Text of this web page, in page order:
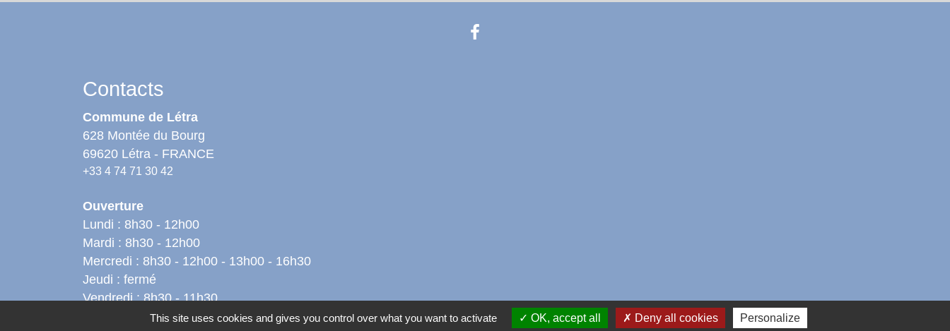
Contacts
Commune de Létra
628 Montée du Bourg
69620 Létra - FRANCE
+33 4 74 71 30 42
Ouverture
Lundi : 8h30 - 12h00
Mardi : 8h30 - 12h00
Mercredi : 8h30 - 12h00 - 13h00 - 16h30
Jeudi : fermé
Vendredi : 8h30 - 11h30
Samedi : 8h30 - 11h30 (les semaines
This site uses cookies and gives you control over what you want to activate OK, accept all Deny all cookies Personalize